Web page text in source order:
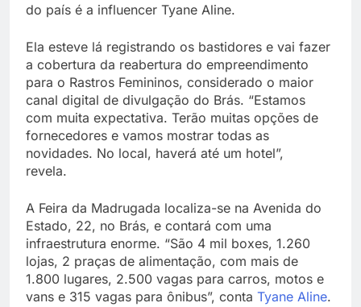
do país é a influencer Tyane Aline.
Ela esteve lá registrando os bastidores e vai fazer
a cobertura da reabertura do empreendimento
para o Rastros Femininos, considerado o maior
canal digital de divulgação do Brás. “Estamos
com muita expectativa. Terão muitas opções de
fornecedores e vamos mostrar todas as
novidades. No local, haverá até um hotel”,
revela.
A Feira da Madrugada localiza-se na Avenida do
Estado, 22, no Brás, e contará com uma
infraestrutura enorme. “São 4 mil boxes, 1.260
lojas, 2 praças de alimentação, com mais de
1.800 lugares, 2.500 vagas para carros, motos e
vans e 315 vagas para ônibus”, conta Tyane Aline.